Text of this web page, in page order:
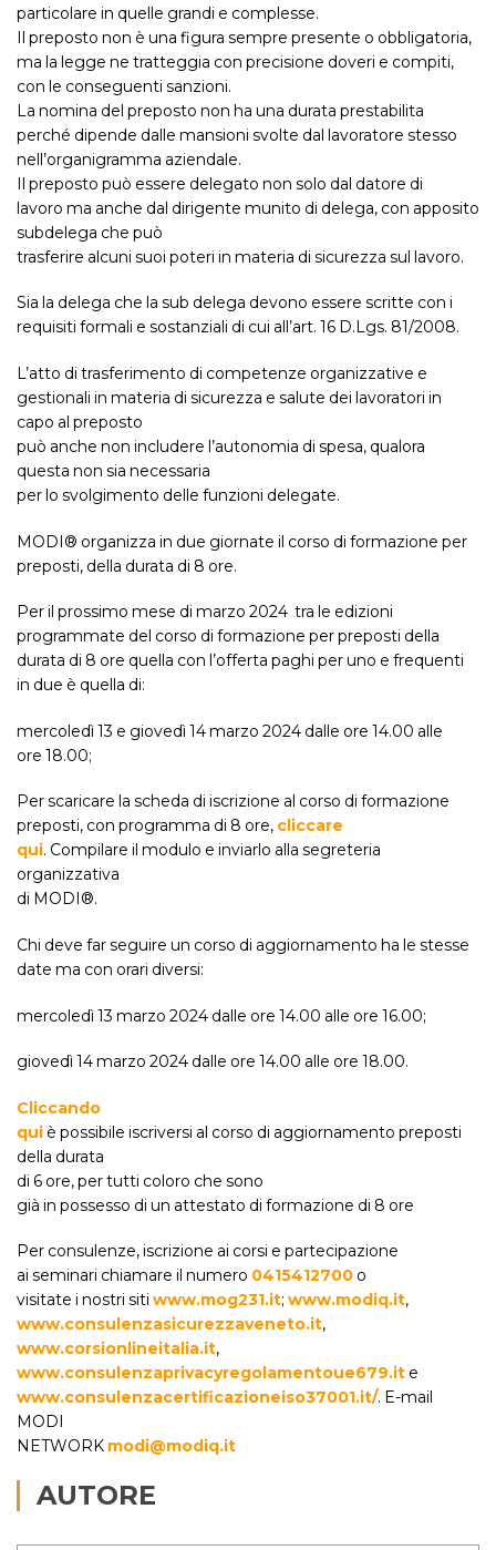
particolare in quelle grandi e complesse.
Il preposto non è una figura sempre presente o obbligatoria,
ma la legge ne tratteggia con precisione doveri e compiti,
con le conseguenti sanzioni.
La nomina del preposto non ha una durata prestabilita
perché dipende dalle mansioni svolte dal lavoratore stesso
nell’organigramma aziendale.
Il preposto può essere delegato non solo dal datore di
lavoro ma anche dal dirigente munito di delega, con apposito
subdelega che può
trasferire alcuni suoi poteri in materia di sicurezza sul lavoro.
Sia la delega che la sub delega devono essere scritte con i
requisiti formali e sostanziali di cui all’art. 16 D.Lgs. 81/2008.
L’atto di trasferimento di competenze organizzative e
gestionali in materia di sicurezza e salute dei lavoratori in
capo al preposto
può anche non includere l’autonomia di spesa, qualora
questa non sia necessaria
per lo svolgimento delle funzioni delegate.
MODI® organizza in due giornate il corso di formazione per
preposti, della durata di 8 ore.
Per il prossimo mese di marzo 2024 tra le edizioni
programmate del corso di formazione per preposti della
durata di 8 ore quella con l’offerta paghi per uno e frequenti
in due è quella di:
mercoledì 13 e giovedì 14 marzo 2024 dalle ore 14.00 alle
ore 18.00;
Per scaricare la scheda di iscrizione al corso di formazione
preposti, con programma di 8 ore, cliccare
qui. Compilare il modulo e inviarlo alla segreteria
organizzativa
di MODI®.
Chi deve far seguire un corso di aggiornamento ha le stesse
date ma con orari diversi:
mercoledì 13 marzo 2024 dalle ore 14.00 alle ore 16.00;
giovedì 14 marzo 2024 dalle ore 14.00 alle ore 18.00.
Cliccando
qui è possibile iscriversi al corso di aggiornamento preposti
della durata
di 6 ore, per tutti coloro che sono
già in possesso di un attestato di formazione di 8 ore
Per consulenze, iscrizione ai corsi e partecipazione
ai seminari chiamare il numero 0415412700 o
visitate i nostri siti www.mog231.it; www.modiq.it,
www.consulenzasicurezzaveneto.it,
www.corsionlineitalia.it,
www.consulenzaprivacyregolamentoue679.it e
www.consulenzacertificazioneiso37001.it/. E-mail
MODI
NETWORK modi@modiq.it
AUTORE